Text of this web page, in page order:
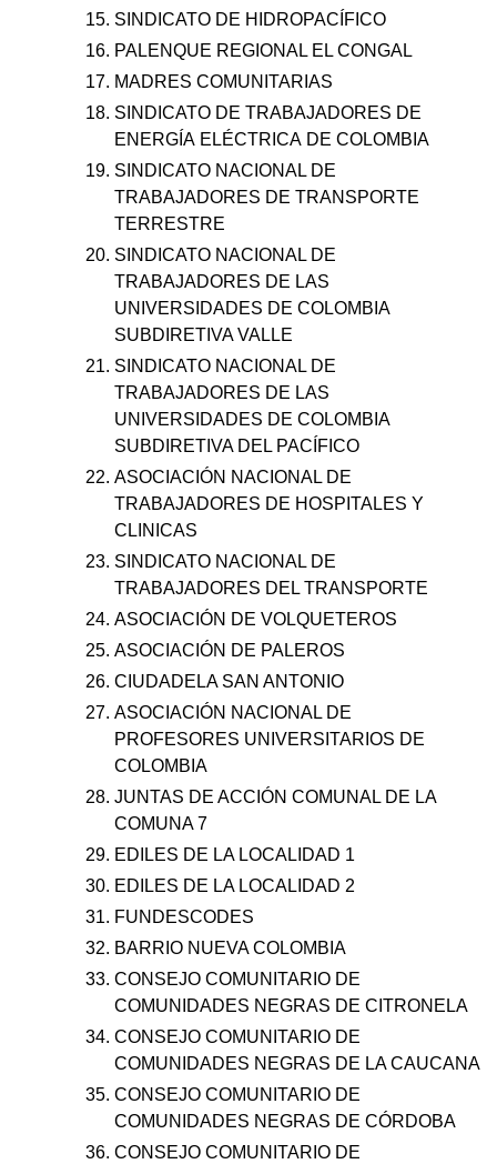
SINDICATO DE HIDROPACÍFICO
PALENQUE REGIONAL EL CONGAL
MADRES COMUNITARIAS
SINDICATO DE TRABAJADORES DE
ENERGÍA ELÉCTRICA DE COLOMBIA
SINDICATO NACIONAL DE
TRABAJADORES DE TRANSPORTE
TERRESTRE
SINDICATO NACIONAL DE
TRABAJADORES DE LAS
UNIVERSIDADES DE COLOMBIA
SUBDIRETIVA VALLE
SINDICATO NACIONAL DE
TRABAJADORES DE LAS
UNIVERSIDADES DE COLOMBIA
SUBDIRETIVA DEL PACÍFICO
ASOCIACIÓN NACIONAL DE
TRABAJADORES DE HOSPITALES Y
CLINICAS
SINDICATO NACIONAL DE
TRABAJADORES DEL TRANSPORTE
ASOCIACIÓN DE VOLQUETEROS
ASOCIACIÓN DE PALEROS
CIUDADELA SAN ANTONIO
ASOCIACIÓN NACIONAL DE
PROFESORES UNIVERSITARIOS DE
COLOMBIA
JUNTAS DE ACCIÓN COMUNAL DE LA
COMUNA 7
EDILES DE LA LOCALIDAD 1
EDILES DE LA LOCALIDAD 2
FUNDESCODES
BARRIO NUEVA COLOMBIA
CONSEJO COMUNITARIO DE
COMUNIDADES NEGRAS DE CITRONELA
CONSEJO COMUNITARIO DE
COMUNIDADES NEGRAS DE LA CAUCANA
CONSEJO COMUNITARIO DE
COMUNIDADES NEGRAS DE CÓRDOBA
CONSEJO COMUNITARIO DE